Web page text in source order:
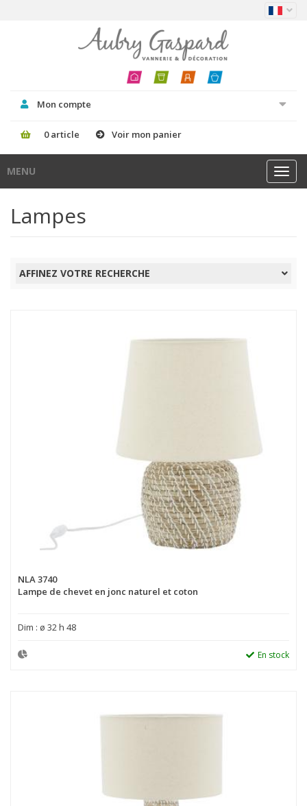
Mon compte
0 article Voir mon panier
MENU
Lampes
AFFINEZ VOTRE RECHERCHE
NLA 3740
Lampe de chevet en jonc naturel et coton
Dim : ø 32 h 48
En stock